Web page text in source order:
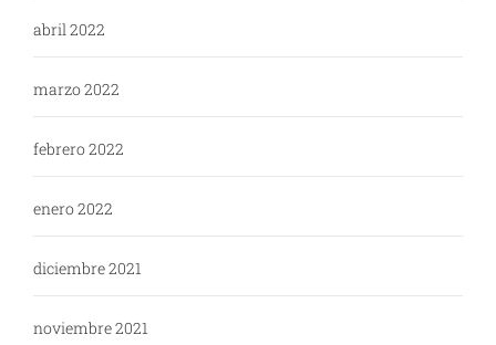
abril 2022
marzo 2022
febrero 2022
enero 2022
diciembre 2021
noviembre 2021